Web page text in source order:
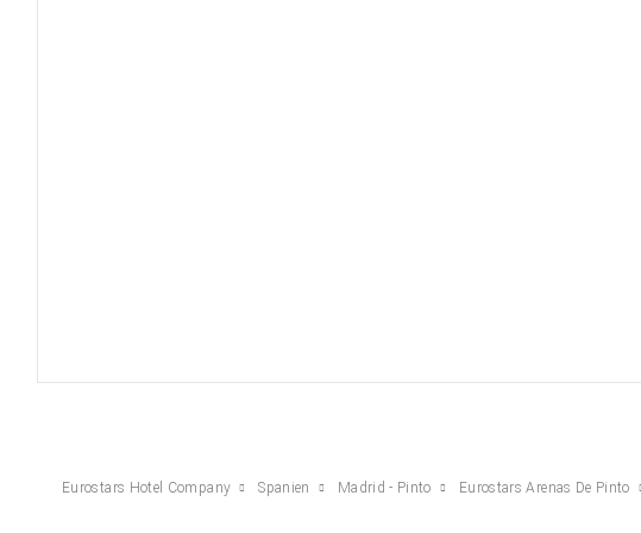
Eurostars Hotel Company Spanien Madrid - Pinto Eurostars Arenas De Pinto